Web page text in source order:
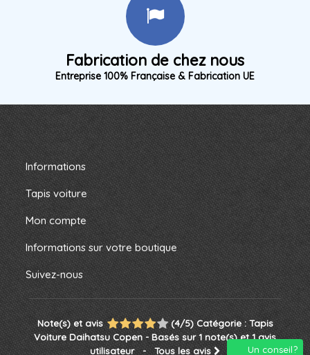
Fabrication de chez nous
Entreprise 100% Française & Fabrication UE
Informations
Tapis voiture
Mon compte
Informations sur votre boutique
Suivez-nous
Note(s) et avis (4/5)Catégorie : Tapis
Voiture Daihatsu Copen - Basés sur1 note(s) et1avis
utilisateur- Tous les avis Un conseil?